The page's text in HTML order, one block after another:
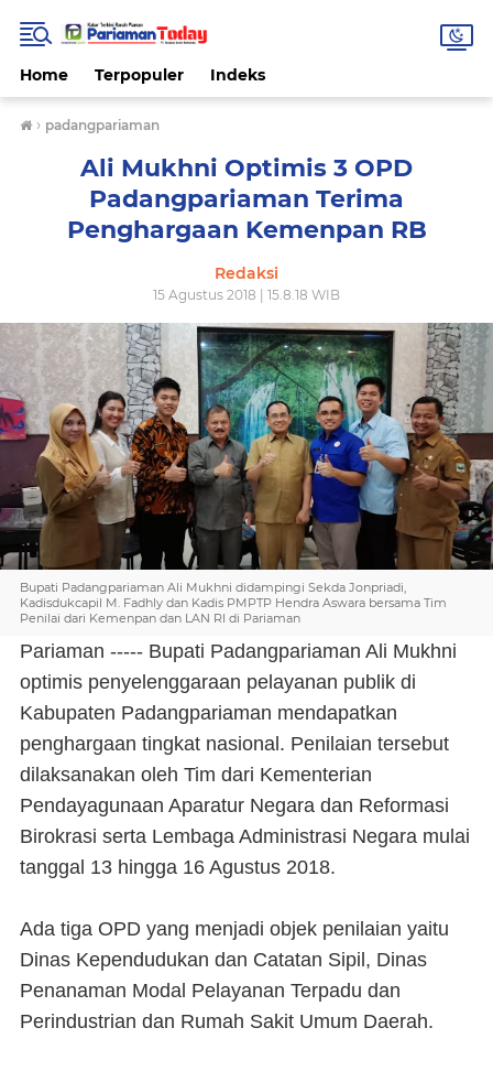
Home Terpopuler Indeks
› padangpariaman
Ali Mukhni Optimis 3 OPD
Padangpariaman Terima
Penghargaan Kemenpan RB
Redaksi
15 Agustus 2018 | 15.8.18 WIB
Bupati Padangpariaman Ali Mukhni didampingi Sekda Jonpriadi,
Kadisdukcapil M. Fadhly dan Kadis PMPTP Hendra Aswara bersama Tim
Penilai dari Kemenpan dan LAN RI di Pariaman
Pariaman ----- Bupati Padangpariaman Ali Mukhni
optimis penyelenggaraan pelayanan publik di
Kabupaten Padangpariaman mendapatkan
penghargaan tingkat nasional. Penilaian tersebut
dilaksanakan oleh Tim dari Kementerian
Pendayagunaan Aparatur Negara dan Reformasi
Birokrasi serta Lembaga Administrasi Negara mulai
tanggal 13 hingga 16 Agustus 2018.
Ada tiga OPD yang menjadi objek penilaian yaitu
Dinas Kependudukan dan Catatan Sipil, Dinas
Penanaman Modal Pelayanan Terpadu dan
Perindustrian dan Rumah Sakit Umum Daerah.